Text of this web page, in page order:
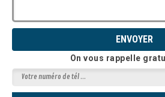
On vous rappelle